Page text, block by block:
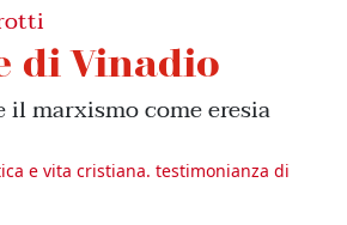
di Vinadio
il marxismo come eresia
e vita cristiana. testimonianza di